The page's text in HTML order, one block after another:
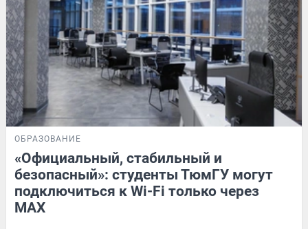
ОБРАЗОВАНИЕ
«Официальный, стабильный и
безопасный»: студенты ТюмГУ могут
подключиться к Wi-Fi только через
MAX